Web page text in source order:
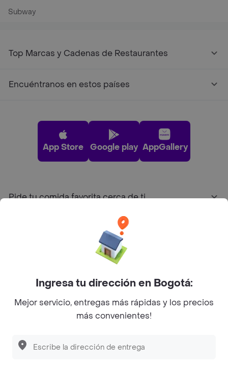
Subway
Top Marcas y Cadenas de Restaurantes
Encuéntranos en estos países
App Store Google play AppGallery
Pide tu comida favorita cerca de ti
Sobre Rappi
Facebook
Twitter
Instagram
©2026Rappi Inc. All rights reserved.
Ingresa tu dirección en Bogotá:
Mejor servicio, entregas más rápidas y los precios
más convenientes!